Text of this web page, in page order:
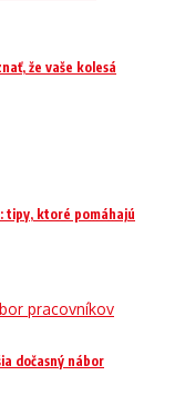
že vaše kolesá
tipy, ktoré pomáhajú
dočasný nábor